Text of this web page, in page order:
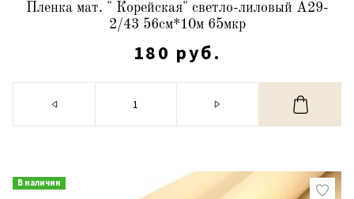
Пленка мат. " Корейская" светло-лиловый А29-
2/43 56см*10м 65мкр
180 руб.
В наличии